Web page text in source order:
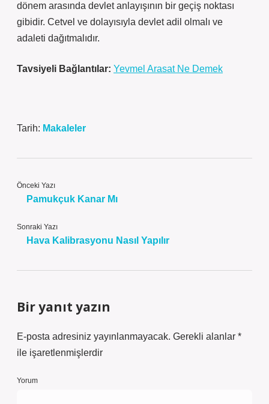
dönem arasında devlet anlayışının bir geçiş noktası
gibidir. Cetvel ve dolayısıyla devlet adil olmalı ve
adaleti dağıtmalıdır.
Tavsiyeli Bağlantılar: Yevmel Arasat Ne Demek
Tarih: Makaleler
Önceki Yazı
Pamukçuk Kanar Mı
Sonraki Yazı
Hava Kalibrasyonu Nasıl Yapılır
Bir yanıt yazın
E-posta adresiniz yayınlanmayacak. Gerekli alanlar *
ile işaretlenmişlerdir
Yorum